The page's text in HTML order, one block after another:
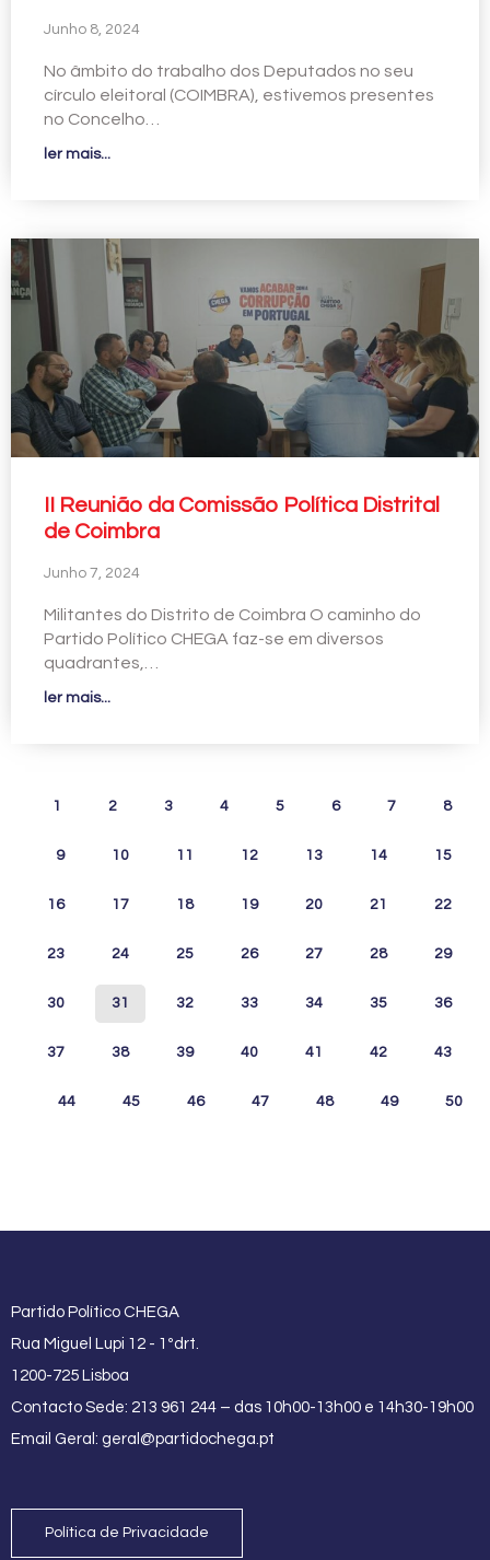
Junho 8, 2024
No âmbito do trabalho dos Deputados no seu
círculo eleitoral (COIMBRA), estivemos presentes
no Concelho…
ler mais...
II Reunião da Comissão Política Distrital
de Coimbra
Junho 7, 2024
Militantes do Distrito de Coimbra O caminho do
Partido Político CHEGA faz-se em diversos
quadrantes,…
ler mais...
1 2 3 4 5 6 7 8
9 10 11 12 13 14 15
16 17 18 19 20 21 22
23 24 25 26 27 28 29
30 31 32 33 34 35 36
37 38 39 40 41 42 43
44 45 46 47 48 49 50
Partido Político CHEGA
Rua Miguel Lupi 12 - 1ºdrt.
1200-725 Lisboa
Contacto Sede: 213 961 244 – das 10h00-13h00 e 14h30-19h00
Email Geral: geral@partidochega.pt
Política de Privacidade